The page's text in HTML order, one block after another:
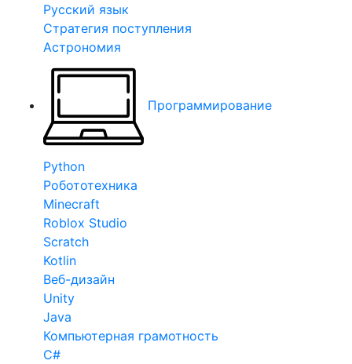
Русский язык
Стратегия поступления
Астрономия
Программирование
Python
Робототехника
Minecraft
Roblox Studio
Scratch
Kotlin
Веб-дизайн
Unity
Java
Компьютерная грамотность
C#